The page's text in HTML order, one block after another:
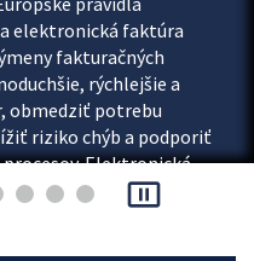
elektronická faktúra
fakturačných
rýchlejšie a
obmedziť potrebu
riziko chýb a podporiť
Elektronická
pause_presentation